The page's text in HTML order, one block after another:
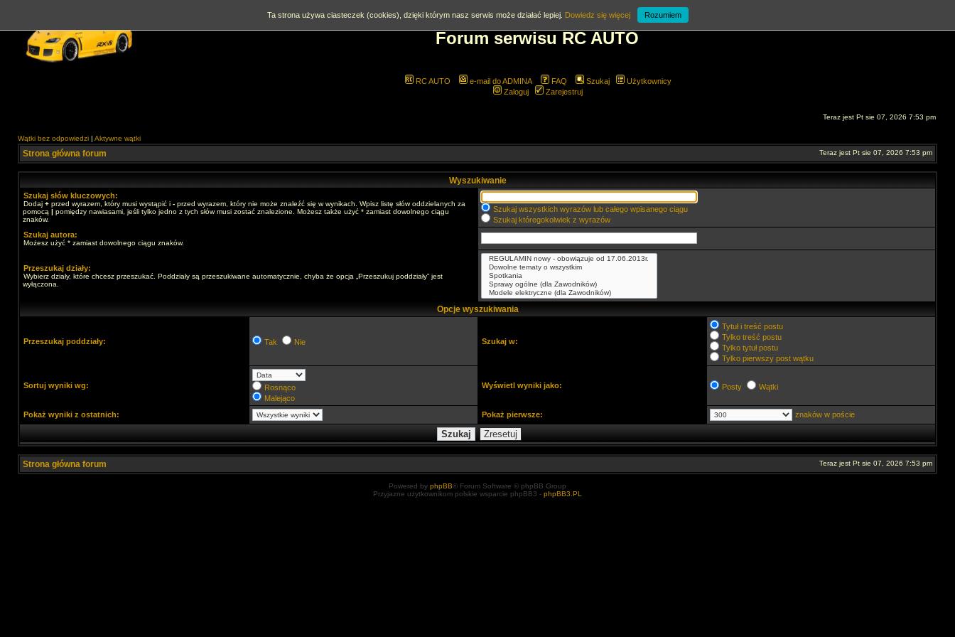
Forum serwisu RC AUTO
RC AUTO e-mail do ADMINA FAQ Szukaj
Użytkownicy
Zaloguj
Zarejestruj
Teraz jest Pt sie 07, 2026 7:53 pm
Wątki bez odpowiedzi | Aktywne wątki
Strona główna forum Teraz jest Pt sie 07, 2026 7:53 pm
Wyszukiwanie
Szukaj słów kluczowych:
Dodaj + przed wyrazem, który musi wystąpić i - przed wyrazem, który nie może znaleźć się w wynikach. Wpisz listę słów oddzielanych za
pomocą | pomiędzy nawiasami, jeśli tylko jedno z tych słów musi zostać znalezione. Możesz także użyć * zamiast dowolnego ciągu
znaków.
Szukaj wszystkich wyrazów lub całego wpisanego ciągu
Szukaj któregokolwiek z wyrazów
Szukaj autora:
Możesz użyć * zamiast dowolnego ciągu znaków.
Przeszukaj działy:
Wybierz działy, które chcesz przeszukać. Poddziały są przeszukiwane automatycznie, chyba że opcja „Przeszukuj poddziały” jest
wyłączona.
Opcje wyszukiwania
Przeszukaj poddziały: Tak Nie Szukaj w:
Tytuł i treść postu
Tylko treść postu
Tylko tytuł postu
Tylko pierwszy post wątku
Sortuj wyniki wg:
Rosnąco
Malejąco
Wyświetl wyniki jako: Posty Wątki
Pokaż wyniki z ostatnich: Pokaż pierwsze: znaków w poście
Strona główna forum Teraz jest Pt sie 07, 2026 7:53 pm
Powered by phpBB® Forum Software © phpBB Group
Przyjazne użytkownikom polskie wsparcie phpBB3 - phpBB3.PL
Ta strona używa ciasteczek (cookies), dzięki którym nasz serwis może działać lepiej. Dowiedz się więcej Rozumiem